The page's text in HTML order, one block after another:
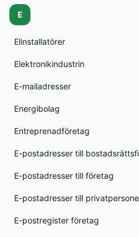
E
Elinstallatörer
Elektronikindustrin
E-mailadresser
Energibolag
Entreprenadföretag
E-postadresser till
E-postadresser till företag
E-postadresser till
E-postregister företag